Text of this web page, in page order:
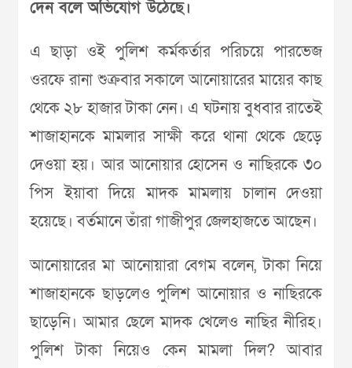
দেন বলে অভিযোগ উঠেছে।
এ ছাড়া ওই পুলিশ কর্মকর্তার পরিচয়ে পারভেজ
ওরফে রানা শুক্রবার সকালে আনোয়ারের মায়ের কাছ
থেকে ২৮ হাজার টাকা নেন। এ ঘটনায় বুধবার রাতেই
শাজাহানকে মামলার সাক্ষী করে থানা থেকে ছেড়ে
দেওয়া হয়। আর আনোয়ার হোসেন ও নাছিরকে ৩০
পিস ইয়াবা দিয়ে মাদক মামলায় চালান দেওয়া
হয়েছে। বর্তমানে তাঁরা গাজীপুর জেলহাজতে আছেন।
আনোয়ারের মা আনোয়ারা বেগম বলেন, টাকা নিয়ে
শাজাহানকে ছাড়লেও পুলিশ আনোয়ার ও নাছিরকে
ছাড়েনি। আমার ছেলে মাদক খেলেও নাছির নীরিহ।
পুলিশ টাকা নিয়েও কেন মামলা দিল? আবার